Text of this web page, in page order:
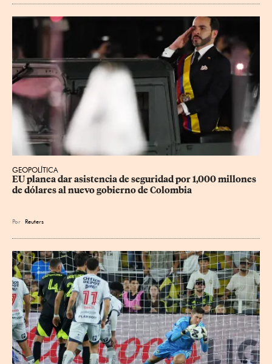
GEOPOLÍTICA
EU planea dar asistencia de seguridad por 1,000 millones
de dólares al nuevo gobierno de Colombia
Por Reuters